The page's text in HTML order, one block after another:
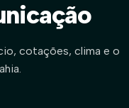
cotações, clima e o